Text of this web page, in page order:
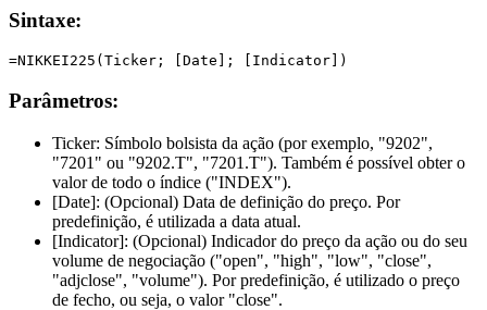
Sintaxe:
Parâmetros:
Ticker: Símbolo bolsista da ação (por exemplo, "9202",
"7201" ou "9202.T", "7201.T"). Também é possível obter o
valor de todo o índice ("INDEX").
[Date]: (Opcional) Data de definição do preço. Por
predefinição, é utilizada a data atual.
[Indicator]: (Opcional) Indicador do preço da ação ou do seu
volume de negociação ("open", "high", "low", "close",
"adjclose", "volume"). Por predefinição, é utilizado o preço
de fecho, ou seja, o valor "close".